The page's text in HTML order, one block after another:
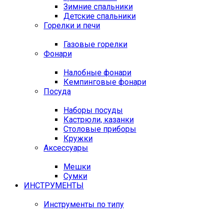
Зимние спальники
Детские спальники
Горелки и печи
Газовые горелки
Фонари
Налобные фонари
Кемпинговые фонари
Посуда
Наборы посуды
Кастрюли, казанки
Столовые приборы
Кружки
Аксессуары
Мешки
Сумки
ИНСТРУМЕНТЫ
Инструменты по типу